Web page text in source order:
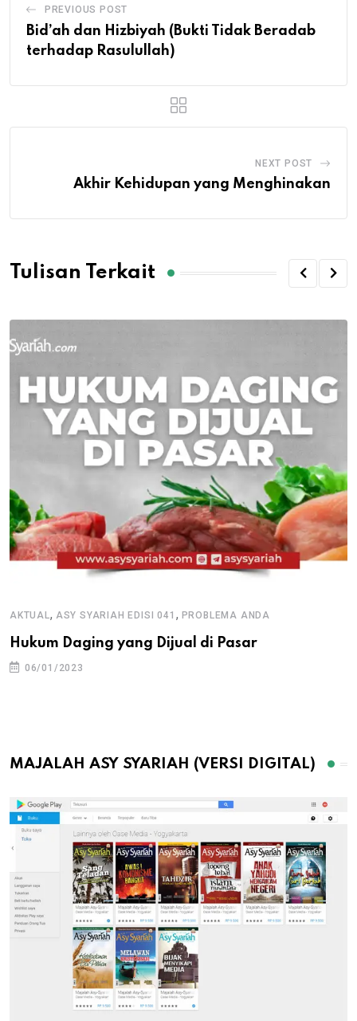
PREVIOUS POST
Bid’ah dan Hizbiyah (Bukti Tidak Beradab
terhadap Rasulullah)
NEXT POST
Akhir Kehidupan yang Menghinakan
Tulisan Terkait
AKTUAL, ASY SYARIAH EDISI 041 , PROBLEMA ANDA
Hukum Daging yang Dijual di Pasar
06/01/2023
MAJALAH ASY SYARIAH (VERSI DIGITAL)